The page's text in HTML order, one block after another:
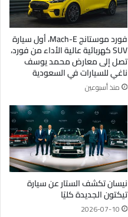
فورد موستانج Mach-E، أول سيارة
SUV كهربائية عالية الأداء من فورد،
تصل إلى معارض محمد يوسف
ناغي للسيارات في السعودية
منذ أسبوعين
نيسان تكشف الستار عن سيارة
تيكتون الجديدة كليًا
2026-07-10